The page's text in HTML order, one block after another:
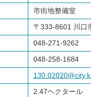
市街地整備室
〒333-8601 川口
048-271-9262
048-258-1684
2.47ヘクタール